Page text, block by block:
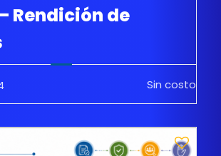
Rendición de
Sin costo